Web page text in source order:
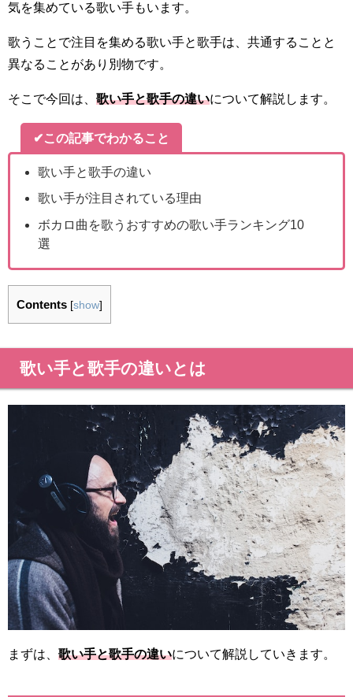
気を集めている歌い手もいます。
歌うことで注目を集める歌い手と歌手は、共通することと
異なることがあり別物です。
そこで今回は、 歌い手と歌手の違いについて解説します。
✔この記事でわかること
歌い手と歌手の違い
歌い手が注目されている理由
ボカロ曲を歌うおすすめの歌い手ランキング10
選
Contents [show]
歌い手と歌手の違いとは
まずは、 歌い手と歌手の違いについて解説していきます。